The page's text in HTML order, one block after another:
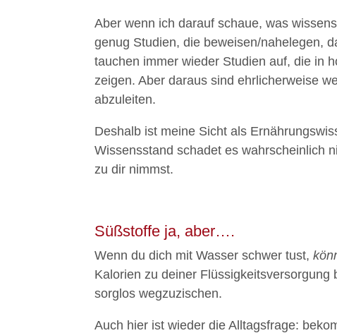
Aber wenn ich darauf schaue, was
genug Studien, die beweisen/nahelegen,
tauchen immer wieder Studien auf, die in
zeigen. Aber daraus sind ehrlicherweise
abzuleiten.
Deshalb ist meine Sicht als
Wissensstand schadet es wahrscheinlich
zu dir nimmst.
Süßstoffe ja, aber….
Wenn du dich mit Wasser schwer tust,
Kalorien zu deiner
sorglos wegzuzischen.
Auch hier ist wieder die Alltagsfrage: